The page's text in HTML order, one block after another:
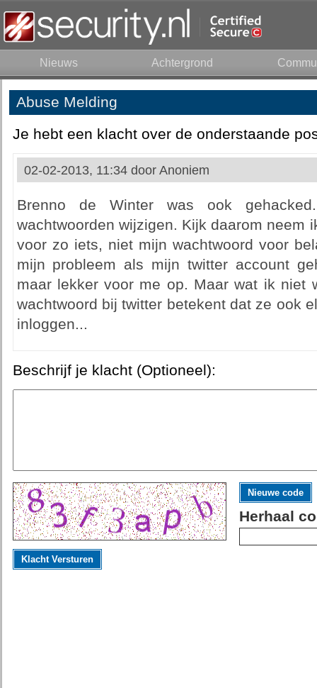
Nieuws Achtergrond
Abuse Melding
Je hebt een klacht over de onderstaande
02-02-2013, 11:34 door Anoniem
Brenno de Winter was ook
wachtwoorden wijzigen. Kijk daarom neem
voor zo iets, niet mijn wachtwoord voor
mijn probleem als mijn twitter account
maar lekker voor me op. Maar wat ik niet
wachtwoord bij twitter betekent dat ze ook
inloggen...
Beschrijf je klacht (Optioneel):
Nieuwe code
Herhaal
Klacht Versturen